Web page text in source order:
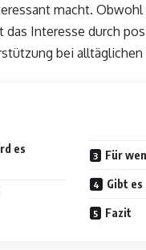
macht.
Interesse durch
bei
es
Für
Gibt
Fazit